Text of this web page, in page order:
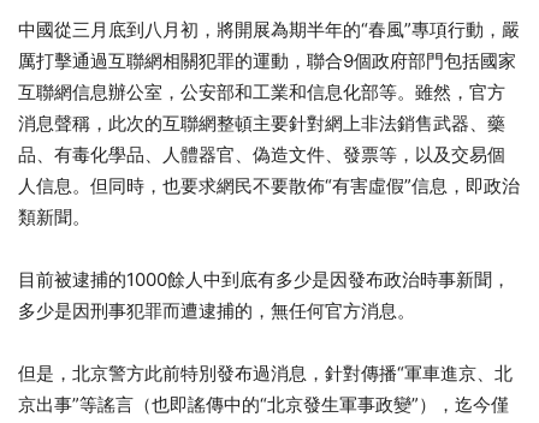
中國從三月底到八月初，將開展為期半年的“春風”專項行動，嚴
厲打擊通過互聯網相關犯罪的運動，聯合9個政府部門包括國家
互聯網信息辦公室，公安部和工業和信息化部等。雖然，官方
消息聲稱，此次的互聯網整頓主要針對網上非法銷售武器、藥
品、有毒化學品、人體器官、偽造文件、發票等，以及交易個
人信息。但同時，也要求網民不要散佈“有害虛假”信息，即政治
類新聞。
目前被逮捕的1000餘人中到底有多少是因發布政治時事新聞，
多少是因刑事犯罪而遭逮捕的，無任何官方消息。
但是，北京警方此前特別發布過消息，針對傳播“軍車進京、北
京出事”等謠言（也即謠傳中的“北京發生軍事政變”），迄今僅